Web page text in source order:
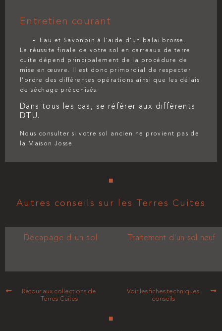
Entretien courant
Eau et Savonpin à l’aide d’un balai brosse.
La réussite finale de votre sol en carreaux de terre
cuite dépend principalement de la procédure de
mise en œuvre. Il est donc primordial de respecter
l’ordre des différentes opérations ainsi que les délais
de séchage préconisés.
Dans tous les cas, se référer aux différents
DTU.
Nous consulter si votre sol ancien ne provient pas de
la Maison Josse.
■
Autres conseils sur les Terres Cuites
Décapage d'un sol Traitement d'un sol neuf
Retour aux collections de
Terres Cuites
Voir les fiches techniques
conseils
■